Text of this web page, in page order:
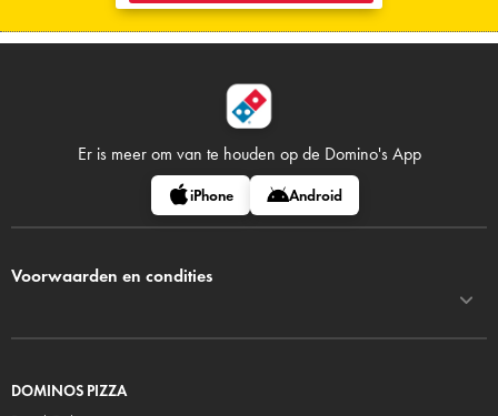
Er is meer om van te houden op de Domino's App
iPhone Android
Voorwaarden en condities
DOMINOS PIZZA